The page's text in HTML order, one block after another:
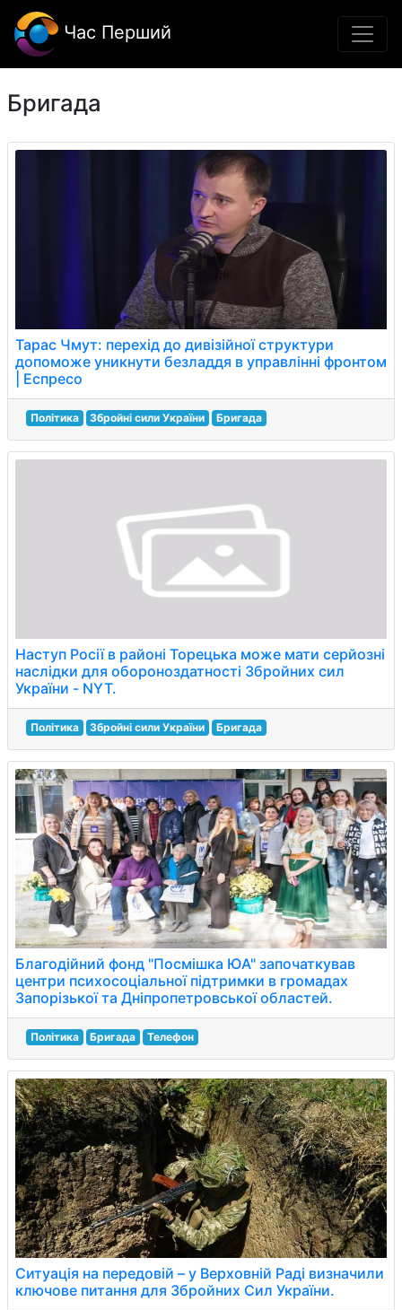
Час Перший
Бригада
Тарас Чмут: перехід до дивізійної структури
допоможе уникнути безладдя в управлінні фронтом
| Еспресо
Політика Збройні сили України Бригада
Наступ Росії в районі Торецька може мати серйозні
наслідки для обороноздатності Збройних сил
України - NYT.
Політика Збройні сили України Бригада
Благодійний фонд "Посмішка ЮА" започаткував
центри психосоціальної підтримки в громадах
Запорізької та Дніпропетровської областей.
Політика Бригада Телефон
Ситуація на передовій – у Верховній Раді визначили
ключове питання для Збройних Сил України.